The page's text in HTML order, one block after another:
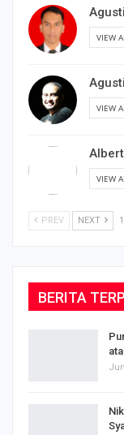
VIEW
VIEW
VIEW
PREV NEXT
BERITA